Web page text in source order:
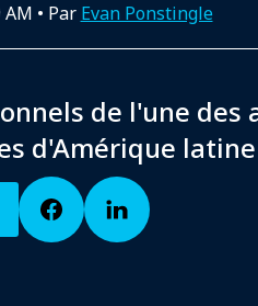
AM • Par Evan Ponstingle
de l'une des
d'Amérique latine